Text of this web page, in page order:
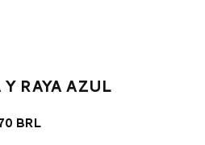
y raya azul
BRLPrecio